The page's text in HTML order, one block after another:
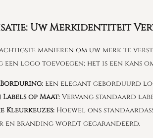
Uw Merkidentiteit
manieren om uw merk te
een logo toevoegen; het is een kans
Een elegant geborduurd
Labels op Maat: Vervang standaard
Kleurkeuzes: Hoewel ons
en branding wordt gegarandeerd.